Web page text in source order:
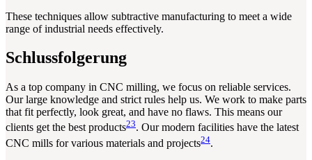
These techniques allow subtractive manufacturing to meet a wide
range of industrial needs effectively.
Schlussfolgerung
As a top company in CNC milling, we focus on reliable services.
Our large knowledge and strict rules help us. We work to make parts
that fit perfectly, look great, and have no flaws. This means our
clients get the best products23. Our modern facilities have the latest
CNC mills for various materials and projects24.